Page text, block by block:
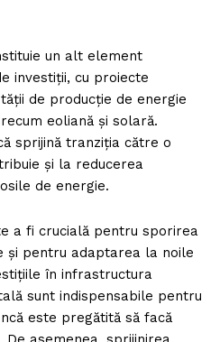
un alt element
investiții, cu proiecte
de producție de energie
eoliană și solară.
sprijină tranziția către o
și la reducerea
de energie.
a fi crucială pentru sporirea
și pentru adaptarea la noile
în infrastructura
sunt indispensabile pentru
este pregătită să facă